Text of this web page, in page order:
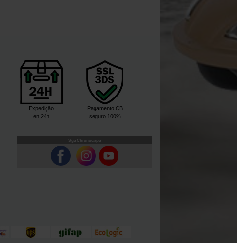
Expedição
en 24h
Pagamento CB
seguro 100%
Siga Chronocarpa